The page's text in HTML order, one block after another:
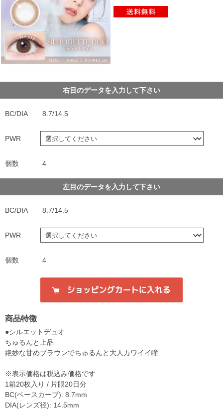
右目のデータを入力して下さい
BC/DIA 8.7/14.5
PWR
個数 4
左目のデータを入力して下さい
BC/DIA 8.7/14.5
PWR
個数 4
商品特徴
●シルエットデュオ
ちゅるんと上品
絶妙な甘めブラウンでちゅるんと大人カワイイ瞳
※表示価格は税込み価格です
1箱20枚入り / 片眼20日分
BC(ベースカーブ): 8.7mm
DIA(レンズ径): 14.5mm